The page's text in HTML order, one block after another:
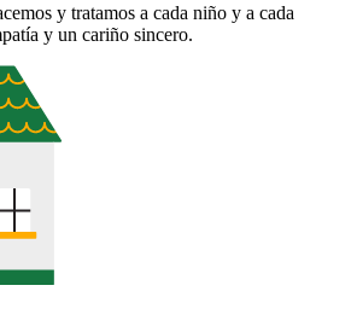
y tratamos a cada niño y a cada
y un cariño sincero.